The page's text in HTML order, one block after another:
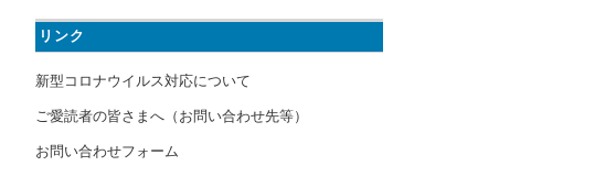
リンク
新型コロナウイルス対応について
ご愛読者の皆さまへ（お問い合わせ先等）
お問い合わせフォーム